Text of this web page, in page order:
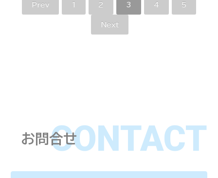
Prev 1 2 3 4 5
Next
CONTACT
お問合せ